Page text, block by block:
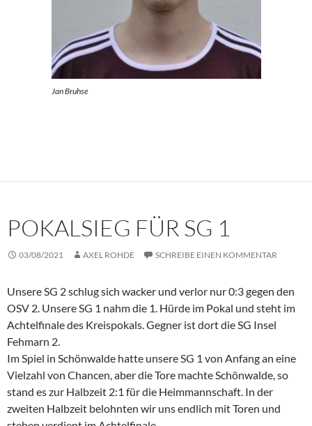
Jan Bruhse
POKALSIEG FÜR SG 1
03/08/2021 AXEL ROHDE SCHREIBE EINEN KOMMENTAR
Unsere SG 2 schlug sich wacker und verlor nur 0:3 gegen den
OSV 2. Unsere SG 1 nahm die 1. Hürde im Pokal und steht im
Achtelfinale des Kreispokals. Gegner ist dort die SG Insel
Fehmarn 2.
Im Spiel in Schönwalde hatte unsere SG 1 von Anfang an eine
Vielzahl von Chancen, aber die Tore machte Schönwalde, so
stand es zur Halbzeit 2:1 für die Heimmannschaft. In der
zweiten Halbzeit belohnten wir uns endlich mit Toren und